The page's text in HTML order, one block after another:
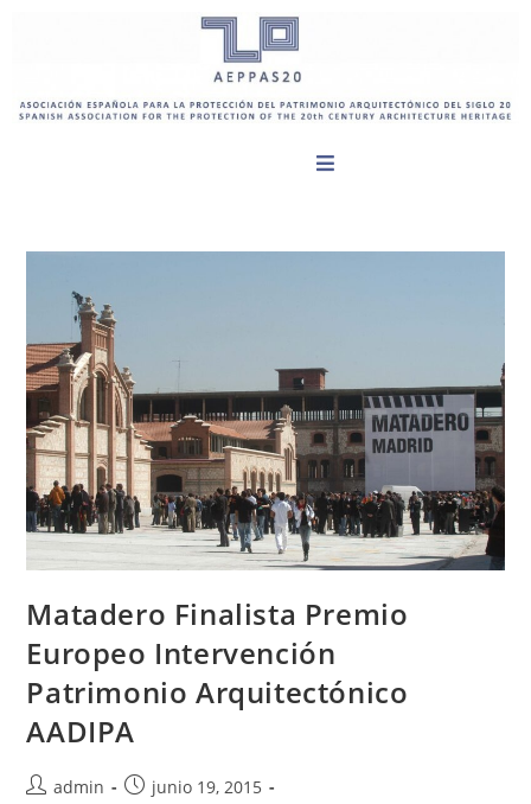
Matadero Finalista Premio
Europeo Intervención
Patrimonio Arquitectónico
AADIPA
admin
junio 19, 2015